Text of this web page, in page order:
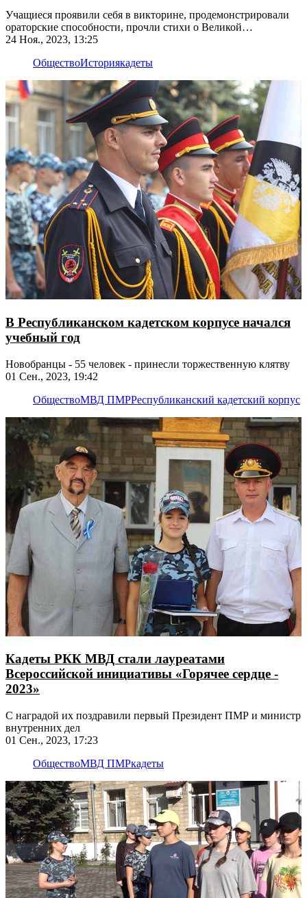
Учащиеся проявили себя в викторине, продемонстрировали
ораторские способности, прочли стихи о Великой
Отечественной войне
24 Ноя., 2023, 13:25
ОбществоИсториякадеты
В Республиканском кадетском корпусе начался
учебный год
Новобранцы - 55 человек - принесли торжественную клятву
01 Сен., 2023, 19:42
ОбществоМВД ПМРРеспубликанский кадетский корпус
Кадеты РКК МВД стали лауреатами
Всероссийской инициативы «Горячее сердце -
2023»
С наградой их поздравили первый Президент ПМР и министр
внутренних дел
01 Сен., 2023, 17:23
ОбществоМВД ПМРкадеты